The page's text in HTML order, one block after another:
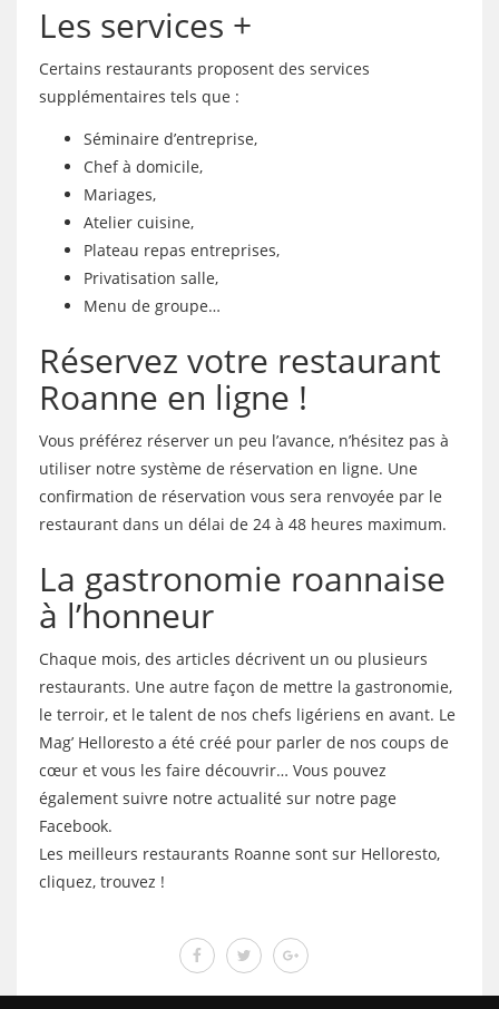
Les services +
Certains restaurants proposent des services
supplémentaires tels que :
Séminaire d’entreprise,
Chef à domicile,
Mariages,
Atelier cuisine,
Plateau repas entreprises,
Privatisation salle,
Menu de groupe…
Réservez votre restaurant
Roanne en ligne !
Vous préférez réserver un peu l’avance, n’hésitez pas à
utiliser notre système de réservation en ligne. Une
confirmation de réservation vous sera renvoyée par le
restaurant dans un délai de 24 à 48 heures maximum.
La gastronomie roannaise
à l’honneur
Chaque mois, des articles décrivent un ou plusieurs
restaurants. Une autre façon de mettre la gastronomie,
le terroir, et le talent de nos chefs ligériens en avant. Le
Mag’ Helloresto a été créé pour parler de nos coups de
cœur et vous les faire découvrir… Vous pouvez
également suivre notre actualité sur notre page
Facebook.
Les meilleurs restaurants Roanne sont sur Helloresto,
cliquez, trouvez !